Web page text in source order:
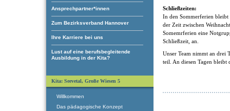
Ansprechpartner*innen
Zum Bezirksverband Hannover
Ihre Karriere bei uns
Lust auf eine berufsbegleitende
Ausbildung in der Kita?
Schließzeiten:
In den Sommerferien bleibt
der Zeit zwischen
Somemrferien eine
Schließzeit, an.
Unser Team nimmt an drei
teil. An diesen Tagen bleibt
Kita: Seevetal, Große Wiesen 5
Willkommen
Das pädagogische Konzept